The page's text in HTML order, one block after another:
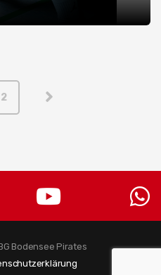
2
Bodensee Pirates